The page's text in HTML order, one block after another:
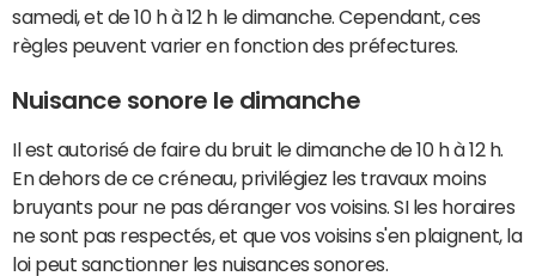
samedi, et de 10 h à 12 h le dimanche. Cependant, ces
règles peuvent varier en fonction des préfectures.
Nuisance sonore le dimanche
Il est autorisé de faire du bruit le dimanche de 10 h à 12 h.
En dehors de ce créneau, privilégiez les travaux moins
bruyants pour ne pas déranger vos voisins. SI les horaires
ne sont pas respectés, et que vos voisins s'en plaignent, la
loi peut sanctionner les nuisances sonores.